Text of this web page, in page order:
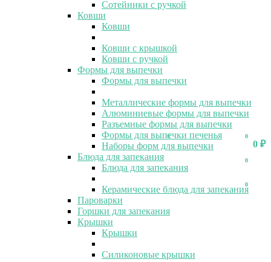
0
0 ₽
0
0
0
Сотейники с ручкой
Ковши
Ковши
Ковши с крышкой
Ковши с ручкой
Формы для выпечки
Формы для выпечки
Металлические формы для выпечки
Алюминиевые формы для выпечки
Разъемные формы для выпечки
Формы для выпечки печенья
Наборы форм для выпечки
Блюда для запекания
Блюда для запекания
Керамические блюда для запекания
Пароварки
Горшки для запекания
Крышки
Крышки
Силиконовые крышки